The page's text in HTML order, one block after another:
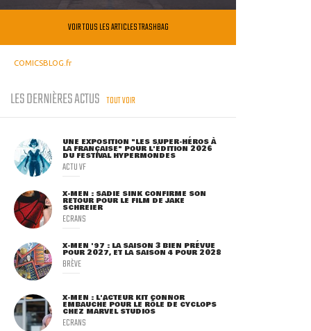
VOIR TOUS LES ARTICLES TRASHBAG
COMICSBLOG.fr
LES DERNIÈRES ACTUS TOUT VOIR
UNE EXPOSITION "LES SUPER-HÉROS À
LA FRANÇAISE" POUR L'ÉDITION 2026
DU FESTIVAL HYPERMONDES
ACTU VF
X-MEN : SADIE SINK CONFIRME SON
RETOUR POUR LE FILM DE JAKE
SCHREIER
ECRANS
X-MEN '97 : LA SAISON 3 BIEN PRÉVUE
POUR 2027, ET LA SAISON 4 POUR 2028
BRÈVE
X-MEN : L'ACTEUR KIT CONNOR
EMBAUCHÉ POUR LE RÔLE DE CYCLOPS
CHEZ MARVEL STUDIOS
ECRANS